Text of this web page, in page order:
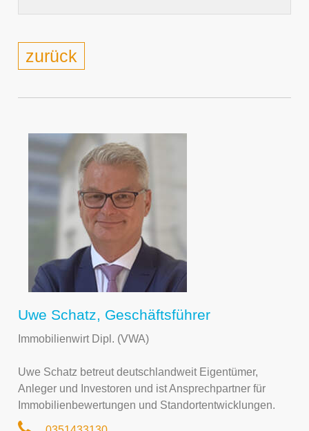
zurück
Uwe Schatz, Geschäftsführer
Immobilienwirt Dipl. (VWA)
Uwe Schatz betreut deutschlandweit Eigentümer,
Anleger und Investoren und ist Ansprechpartner für
Immobilienbewertungen und Standortentwicklungen.